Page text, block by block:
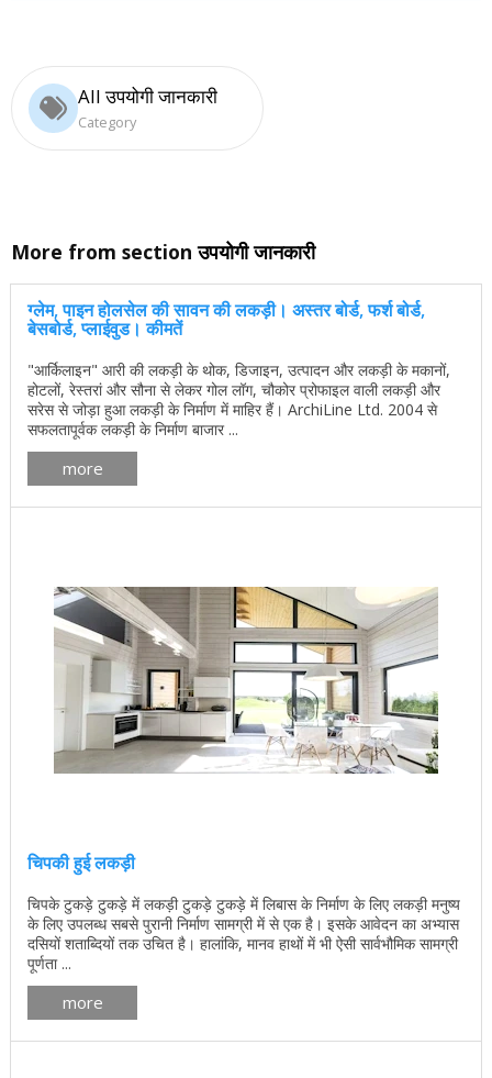
All उपयोगी जानकारी
Category
More from sectionउपयोगी जानकारी
ग्लेम, पाइन होलसेल की सावन की लकड़ी। अस्तर बोर्ड, फर्श बोर्ड,
बेसबोर्ड, प्लाईवुड। कीमतें
"आर्किलाइन" आरी की लकड़ी के थोक, डिजाइन, उत्पादन और लकड़ी के मकानों,
होटलों, रेस्तरां और सौना से लेकर गोल लॉग, चौकोर प्रोफाइल वाली लकड़ी और
सरेस से जोड़ा हुआ लकड़ी के निर्माण में माहिर हैं। ArchiLine Ltd. 2004 से
सफलतापूर्वक लकड़ी के निर्माण बाजार ...
more
चिपकी हुई लकड़ी
चिपके टुकड़े टुकड़े में लकड़ी टुकड़े टुकड़े में लिबास के निर्माण के लिए लकड़ी मनुष्य
के लिए उपलब्ध सबसे पुरानी निर्माण सामग्री में से एक है। इसके आवेदन का अभ्यास
दसियों शताब्दियों तक उचित है। हालांकि, मानव हाथों में भी ऐसी सार्वभौमिक सामग्री
पूर्णता ...
more